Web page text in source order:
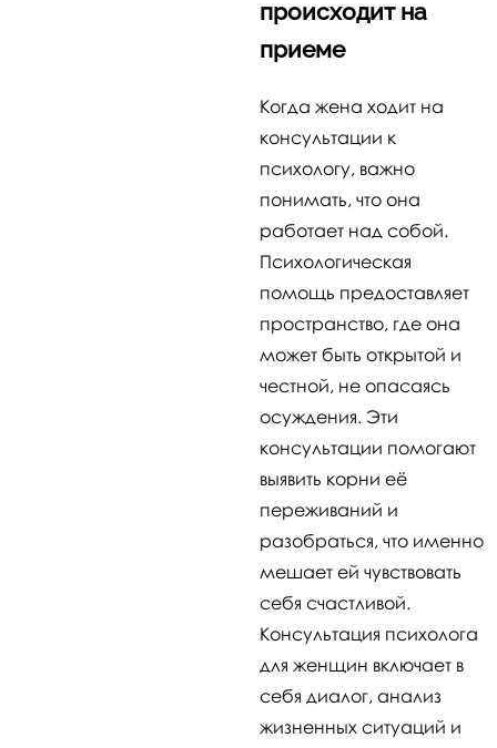
происходит на
приеме
Когда жена ходит на
консультации к
психологу, важно
понимать, что она
работает над собой.
Психологическая
помощь предоставляет
пространство, где она
может быть открытой и
честной, не опасаясь
осуждения. Эти
консультации помогают
выявить корни её
переживаний и
разобраться, что именно
мешает ей чувствовать
себя счастливой.
Консультация психолога
для женщин включает в
себя диалог, анализ
жизненных ситуаций и